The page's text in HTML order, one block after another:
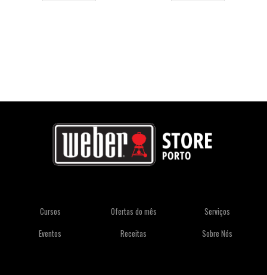
Cursos
Eventos
Ofertas do mês
Receitas
Serviços
Sobre Nós